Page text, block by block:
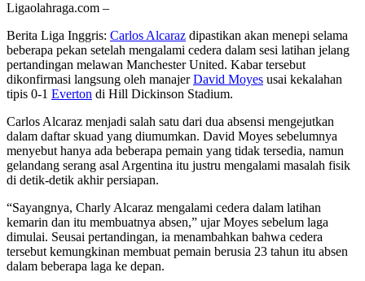
Ligaolahraga.com –
Berita Liga Inggris: Carlos Alcaraz dipastikan akan menepi selama
beberapa pekan setelah mengalami cedera dalam sesi latihan jelang
pertandingan melawan Manchester United. Kabar tersebut
dikonfirmasi langsung oleh manajerDavid Moyes usai kekalahan
tipis 0-1 Everton di Hill Dickinson Stadium.
Carlos Alcaraz menjadi salah satu dari dua absensi mengejutkan
dalam daftar skuad yang diumumkan. David Moyes sebelumnya
menyebut hanya ada beberapa pemain yang tidak tersedia, namun
gelandang serang asal Argentina itu justru mengalami masalah fisik
di detik-detik akhir persiapan.
“Sayangnya, Charly Alcaraz mengalami cedera dalam latihan
kemarin dan itu membuatnya absen,” ujar Moyes sebelum laga
dimulai. Seusai pertandingan, ia menambahkan bahwa cedera
tersebut kemungkinan membuat pemain berusia 23 tahun itu absen
dalam beberapa laga ke depan.